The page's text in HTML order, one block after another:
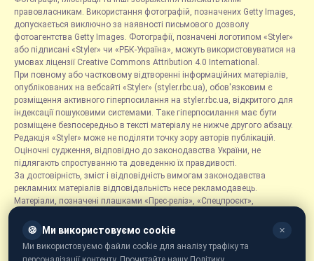
правовласникам. Використання фотографій, позначених Getty Images,
допускається виключно за наявності письмового дозволу
фотоагентства Getty Images. Фотографії, позначені логотипом «Styler»
або підписані «Styler» чи «РБК-Україна», можуть використовуватися на
умовах ліцензії Creative Commons Attribution 4.0 International.
При повному або частковому відтворенні інформаційних матеріалів,
опублікованих на вебсайті «Styler» (styler.rbc.ua), обов'язковим є
розміщення активного гіперпосилання на styler.rbc.ua, відкритого для
індексації пошуковими системами. Таке гіперпосилання має бути
розміщене безпосередньо в тексті матеріалу не нижче другого абзацу.
Редакція «Styler» може не поділяти точку зору авторів публікацій.
Оціночні судження, відповідно до законодавства України, не
підлягають спростуванню та доведенню їх правдивості.
За достовірність, зміст і відповідність вимогам законодавства
рекламних матеріалів відповідальність несе рекламодавець.
Матеріали, позначені плашками «Прес-реліз», «Спецпроєкт»,
розміщуються на правах реклами.
Рубрика «Новини компаній» є інформаційним форматом, що містить
новини, повідомлення та оголошення, пов'язані з діяльністю
🍪 Ми використовуємо cookie ✕
Ми використовуємо файли cookie для аналізу трафіку та